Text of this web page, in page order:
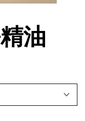
油